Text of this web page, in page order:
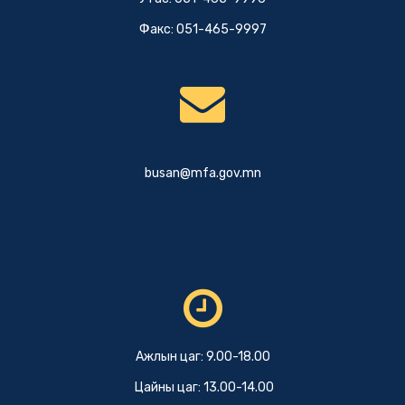
Факс: 051-465-9997
busan@mfa.gov.mn
Ажлын цаг: 9.00-18.00
Цайны цаг: 13.00-14.00